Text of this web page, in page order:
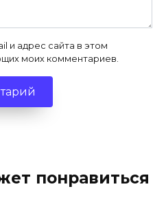
и адрес сайта в этом
моих комментариев.
понравиться